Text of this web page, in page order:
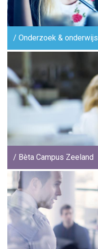
Onderzoek & onderwijs
Bèta Campus Zeeland